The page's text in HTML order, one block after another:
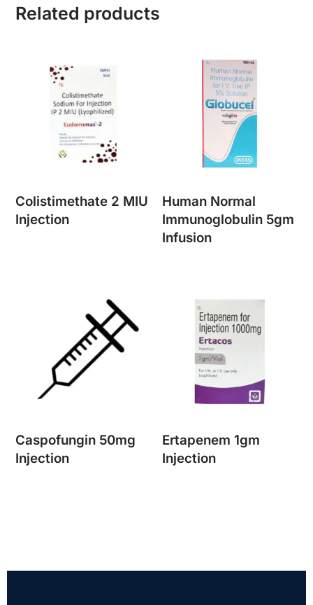
Related products
Colistimethate 2 MIU
Injection
Human Normal
Immunoglobulin 5gm
Infusion
Caspofungin 50mg
Injection
Ertapenem 1gm
Injection